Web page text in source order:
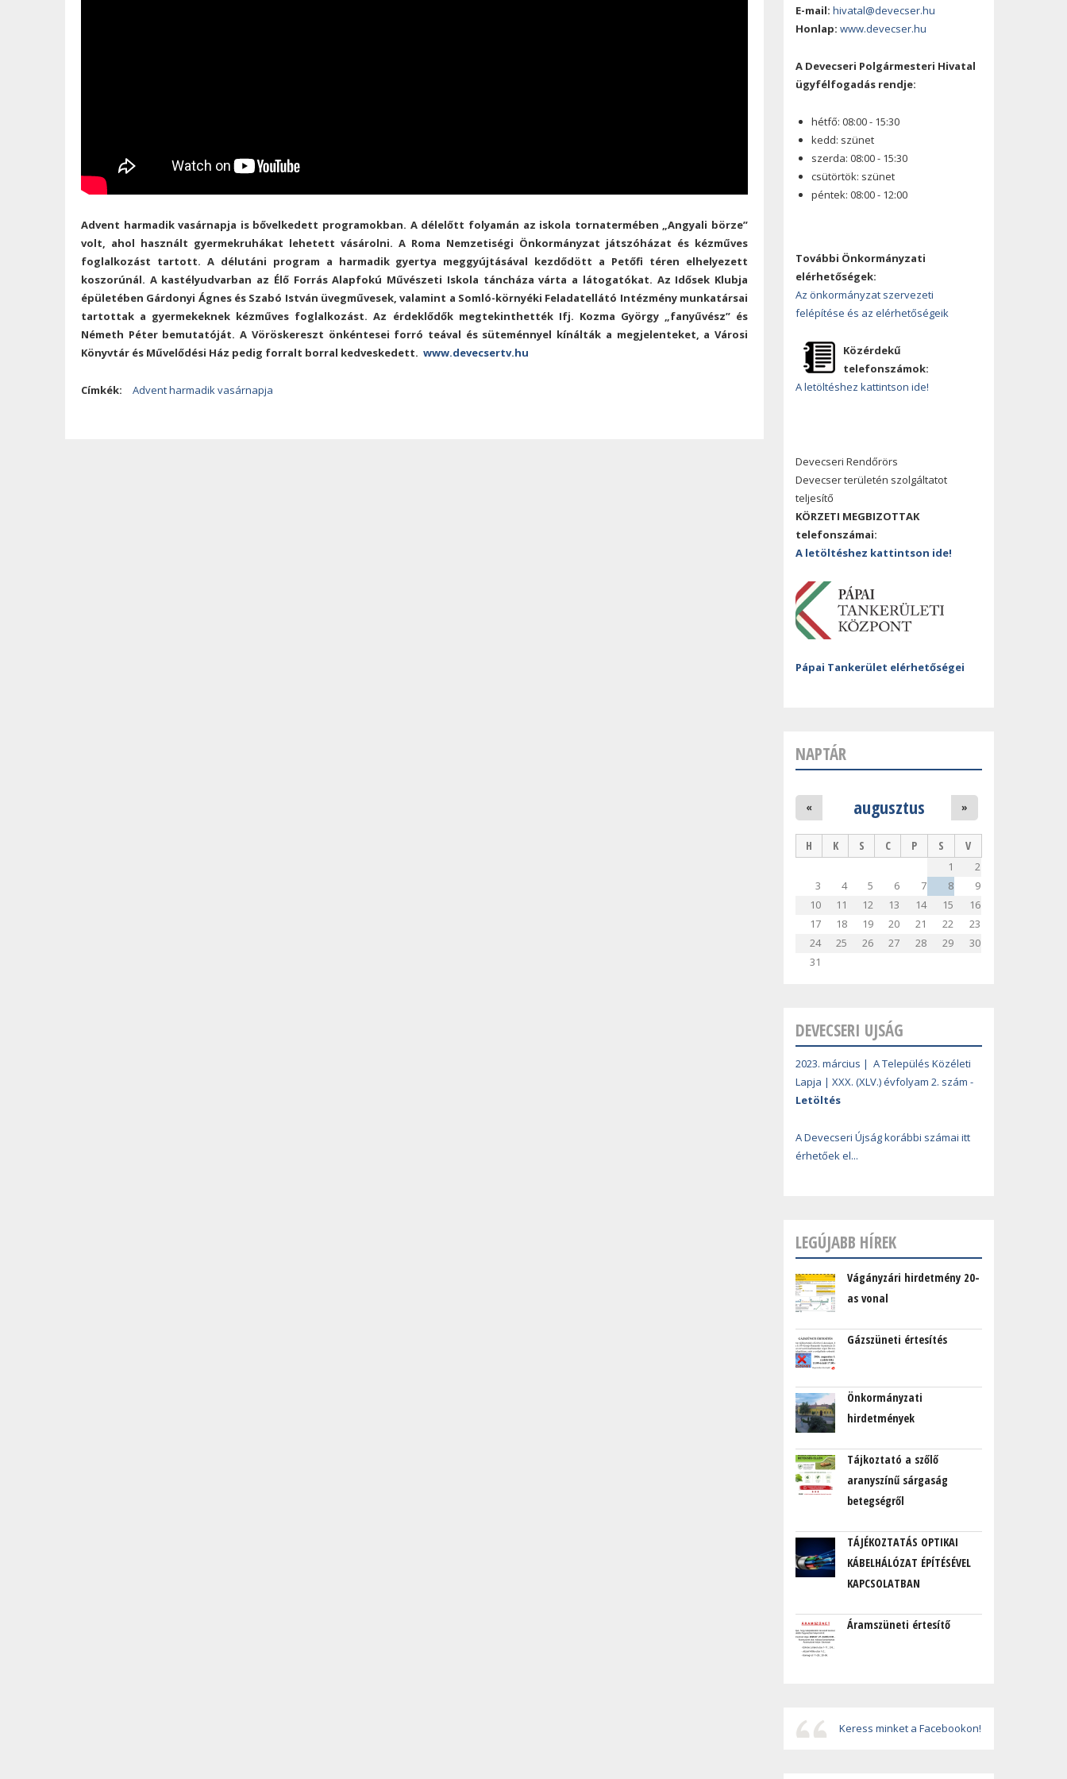
Advent harmadik vasárnapja is bővelkedett programokban. A délelőtt folyamán az iskola tornatermében „Angyali börze”
volt, ahol használt gyermekruhákat lehetett vásárolni. A Roma Nemzetiségi Önkormányzat játszóházat és kézműves
foglalkozást tartott. A délutáni program a harmadik gyertya meggyújtásával kezdődött a Petőfi téren elhelyezett
koszorúnál. A kastélyudvarban az Élő Forrás Alapfokú Művészeti Iskola táncháza várta a látogatókat. Az Idősek Klubja
épületében Gárdonyi Ágnes és Szabó István üvegművesek, valamint a Somló-környéki Feladatellátó Intézmény munkatársai
tartottak a gyermekeknek kézműves foglalkozást. Az érdeklődők megtekinthették Ifj. Kozma György „fanyűvész” és
Németh Péter bemutatóját. A Vöröskereszt önkéntesei forró teával és süteménnyel kínálták a megjelenteket, a Városi
Könyvtár és Művelődési Ház pedig forralt borral kedveskedett. www.devecsertv.hu
Címkék: Advent harmadik vasárnapja
E-mail: hivatal@devecser.hu
Honlap: www.devecser.hu
A Devecseri Polgármesteri Hivatal
ügyfélfogadás rendje:
hétfő: 08:00 - 15:30
kedd: szünet
szerda: 08:00 - 15:30
csütörtök: szünet
péntek: 08:00 - 12:00
További Önkormányzati
elérhetőségek:
Az önkormányzat szervezeti
felépítése és az elérhetőségeik
Közérdekű
telefonszámok:
A letöltéshez kattintson ide!
Devecseri Rendőrörs
Devecser területén szolgáltatot
teljesítő
KÖRZETI MEGBIZOTTAK
telefonszámai:
A letöltéshez kattintson ide!
Pápai Tankerület elérhetőségei
NAPTÁR
augusztus
« »
H K S C P S V
1
2
3
4 5 6 7 8
9
10
11 12 13 14 15
16
17
18 19 20 21 22
23
24
25 26 27 28 29
30
31
DEVECSERI UJSÁG
2023. március | A Település Közéleti
Lapja | XXX. (XLV.) évfolyam 2. szám -
Letöltés
A Devecseri Újság korábbi számai itt
érhetőek el...
LEGÚJABB HÍREK
Vágányzári hirdetmény 20-
as vonal
Gázszüneti értesítés
Önkormányzati
hirdetmények
Tájkoztató a szőlő
aranyszínű sárgaság
betegségről
TÁJÉKOZTATÁS OPTIKAI
KÁBELHÁLÓZAT ÉPÍTÉSÉVEL
KAPCSOLATBAN
Áramszüneti értesítő
Keress minket a Facebookon!